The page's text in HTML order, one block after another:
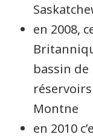
en 2008,
bassin de
Montne
en 2010